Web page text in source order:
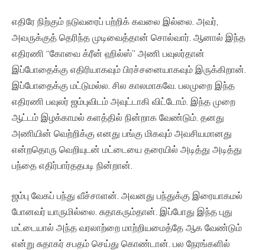
எதிரே நிற்கும் நடுவரைப் பற்றிக் கவலை இல்லை. அவர்,
அவருக்குத் தெரிந்த முடிவைத்தான் சொல்வார். ஆனால் இந்த
எதிரணி “கோவை க்ரீன் ஹில்ஸ்” அணி பவுலர்தான்
இப்போதைக்கு எதிரியாகவும் பிரச்சனையாகவும் இருக்கிறான்.
இப்போதைக்கு மட்டுமல்ல. சில காலமாகவே. பலமுறை இந்த
எதிரணி பவுலர் ஜம்புவிடம் அவுட்டாகி விட்டோம். இந்த முறை
ஆட்டம் இழக்காமல் களத்தில் நின்றாக வேண்டும். தனது
அணியின் வெற்றிக்கு எனது பங்கு மிகவும் அவசியமானது
என்றதொரு வெறியுடன் மட்டையை தரையில் அடித்து அடித்து
பந்தை எதிர்பார்ததபடி நின்றான்.
ஜம்பு வேகப் பந்து வீச்சாளன். அவனது பந்துக்கு இரையாகமல்
போனவர் யாருமில்லை. சுதாகரும்தான். இப்போது இந்த புது
மட்டையால் அந்த வரலாற்றை மாற்றியமைத்தே ஆக வேண்டும்
என்று சுதாகர் சபதம் செய்து கொண்டான். பல நேரங்களில்